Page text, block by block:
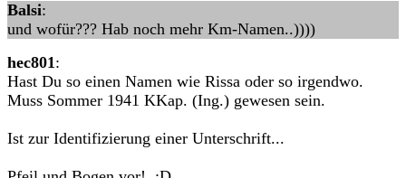
Balsi:
und wofür??? Hab noch mehr Km-Namen..))))
hec801:
Hast Du so einen Namen wie Rissa oder so irgendwo.
Muss Sommer 1941 KKap. (Ing.) gewesen sein.
Ist zur Identifizierung einer Unterschrift...